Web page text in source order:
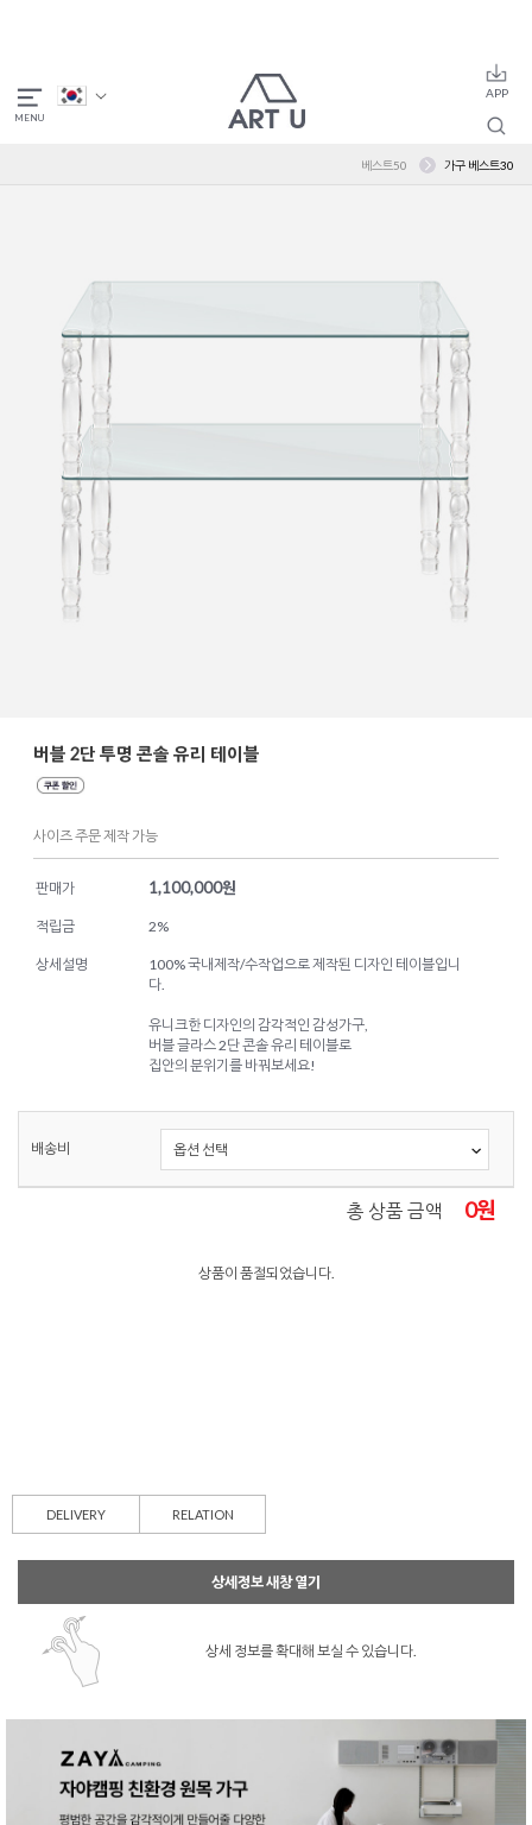
베스트50 가구 베스트30
버블 2단 투명 콘솔 유리 테이블
사이즈 주문 제작 가능
판매가 1,100,000원
적립금 2%
상세설명
100% 국내제작/수작업으로 제작된 디자인 테이블입니
다.
유니크한 디자인의 감각적인 감성가구,
버블 글라스 2단 콘솔 유리 테이블로
집안의 분위기를 바꿔보세요!
배송비
총 상품 금액 0원
상품이 품절되었습니다.
DELIVERY RELATION
상세정보 새창 열기
상세 정보를 확대해 보실 수 있습니다.